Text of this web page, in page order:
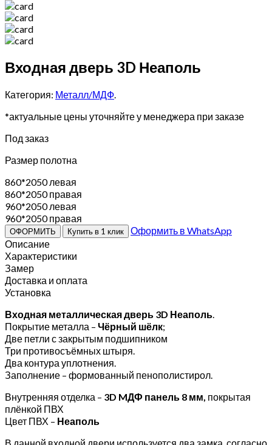
Входная дверь 3D Неаполь
Категория: Металл/МДФ.
*актуальные цены уточняйте у менеджера при заказе
Под заказ
Размер полотна
860*2050 левая
860*2050 правая
960*2050 левая
960*2050 правая
ОФОРМИТЬ Купить в 1 клик
Оформить в WhatsApp
Описание
Характеристики
Замер
Доставка и оплата
Установка
Входная металлическая дверь 3D Неаполь.
Покрытие металла – Чёрный шёлк;
Две петли с закрытым подшипником
Три противосъёмных штыря.
Два контура уплотнения.
Заполнение – формованный пенополистирол.
Внутренняя отделка – 3D MДФ панель 8 мм, покрытая
плёнкой ПВХ
Цвет ПВХ – Неаполь